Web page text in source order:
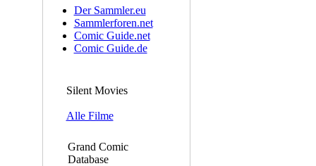
Der Sammler.eu
Sammlerforen.net
Comic Guide.net
Comic Guide.de
Silent Movies
Alle Filme
Grand Comic
Database